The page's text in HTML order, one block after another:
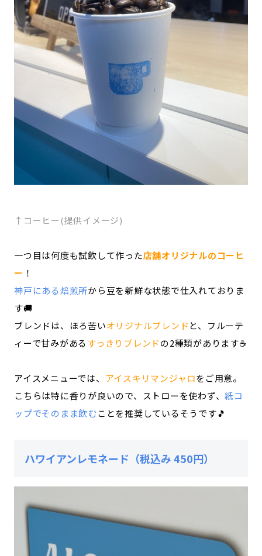
↑コーヒー(提供イメージ)
一つ目は何度も試飲して作った店舗オリジナルのコーヒ
ー ！
神戸にある焙煎所から豆を新鮮な状態で仕入れておりま
す🚚
ブレンドは、ほろ苦いオリジナルブレンド と、フルーテ
ィーで甘みがある すっきりブレンドの2種類があります☕
アイスメニューでは、 アイスキリマンジャロをご用意。
こちらは特に香りが良いので、ストローを使わず、紙コ
ップでそのまま飲むことを推奨しているそうです🎵
ハワイアンレモネード（税込み 450円）